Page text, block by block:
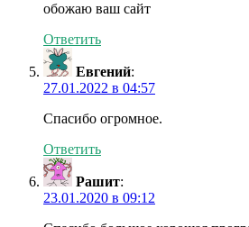
обожаю ваш сайт
Ответить
Евгений:
27.01.2022 в 04:57
Спасибо огромное.
Ответить
Рашит:
23.01.2020 в 09:12